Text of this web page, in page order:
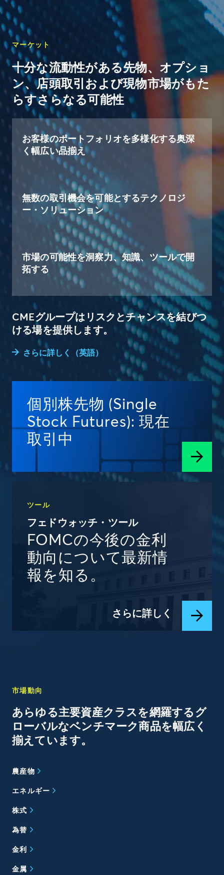
マーケット
十分な流動性がある先物、オプショ
ン、店頭取引および現物市場がもた
らすさらなる可能性
お客様のポートフォリオを多様化する奥深
く幅広い品揃え
無数の取引機会を可能とするテクノロジ
ー・ソリューション
市場の可能性を洞察力、知識、ツールで開
拓する
CMEグループはリスクとチャンスを結びつ
ける場を提供します。
さらに詳しく（英語）
個別株先物 (Single
Stock Futures): 現在
取引中
ツール
フェドウォッチ・ツール
FOMCの今後の金利
動向について最新情
報を知る。
さらに詳しく
市場動向
あらゆる主要資産クラスを網羅するグ
ローバルなベンチマーク商品を幅広く
揃えています。
農産物
エネルギー
株式
為替
金利
金属